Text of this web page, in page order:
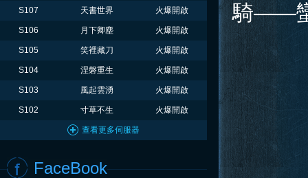
S107 天書世界 火爆開啟
S106 月下卿塵 火爆開啟
S105 笑裡藏刀 火爆開啟
S104 涅磐重生 火爆開啟
S103 風起雲湧 火爆開啟
S102 寸草不生 火爆開啟
查看更多伺服器
FaceBook
騎——